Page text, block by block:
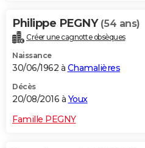
Philippe PEGNY (54 ans)
Créer une cagnotte obsèques
Naissance
30/06/1962 à Chamalières
Décès
20/08/2016 à Youx
Famille PEGNY